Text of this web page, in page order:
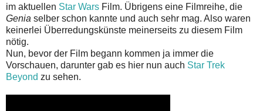
im aktuellen Star Wars Film. Übrigens eine Filmreihe, die
Genia selber schon kannte und auch sehr mag. Also waren
keinerlei Überredungskünste meinerseits zu diesem Film
nötig.
Nun, bevor der Film begann kommen ja immer die
Vorschauen, darunter gab es hier nun auch Star Trek
Beyond zu sehen.